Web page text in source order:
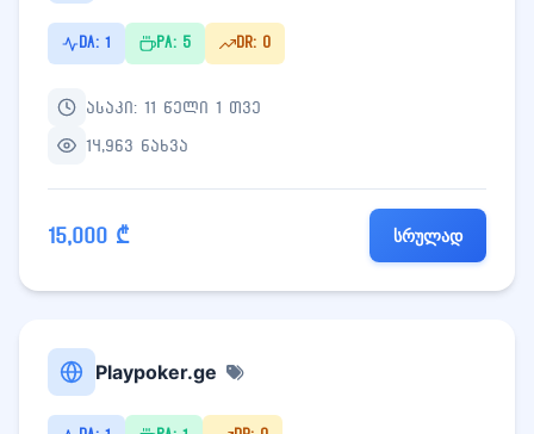
DA: 1 PA: 5 DR: 0
ასაკი: 11 წელი 1 თვე
14,963 ნახვა
15,000 ₾ სრულად
Playpoker.ge